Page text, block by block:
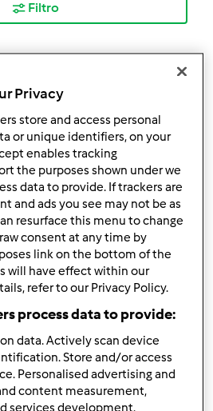
Filtro
Privacy
store and access personal
or unique identifiers, on your
enables tracking
the purposes shown under we
data to provide. If trackers are
and ads you see may not be as
resurface this menu to change
consent at any time by
link on the bottom of the
will have effect within our
refer to our Privacy Policy.
process data to provide:
data. Actively scan device
Store and/or access
Personalised advertising and
content measurement,